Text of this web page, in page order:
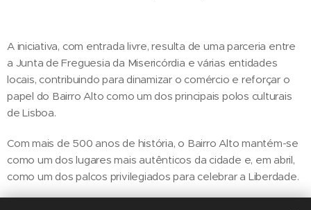
A iniciativa, com entrada livre, resulta de uma parceria entre
a Junta de Freguesia da Misericórdia e várias entidades
locais, contribuindo para dinamizar o comércio e reforçar o
papel do Bairro Alto como um dos principais polos culturais
de Lisboa.
Com mais de 500 anos de história, o Bairro Alto mantém-se
como um dos lugares mais autênticos da cidade e, em abril,
como um dos palcos privilegiados para celebrar a Liberdade.